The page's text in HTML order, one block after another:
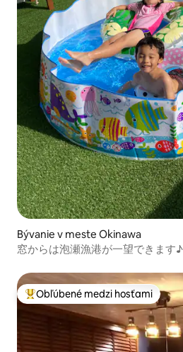
Bývanie v meste Okinawa
窓からは泡瀬漁港が一望できます
Najobľúbenejšie medzi hosťami
Obľúbené medzi hosťami